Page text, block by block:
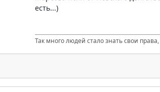
есть...)
Так много людей стало знать свои